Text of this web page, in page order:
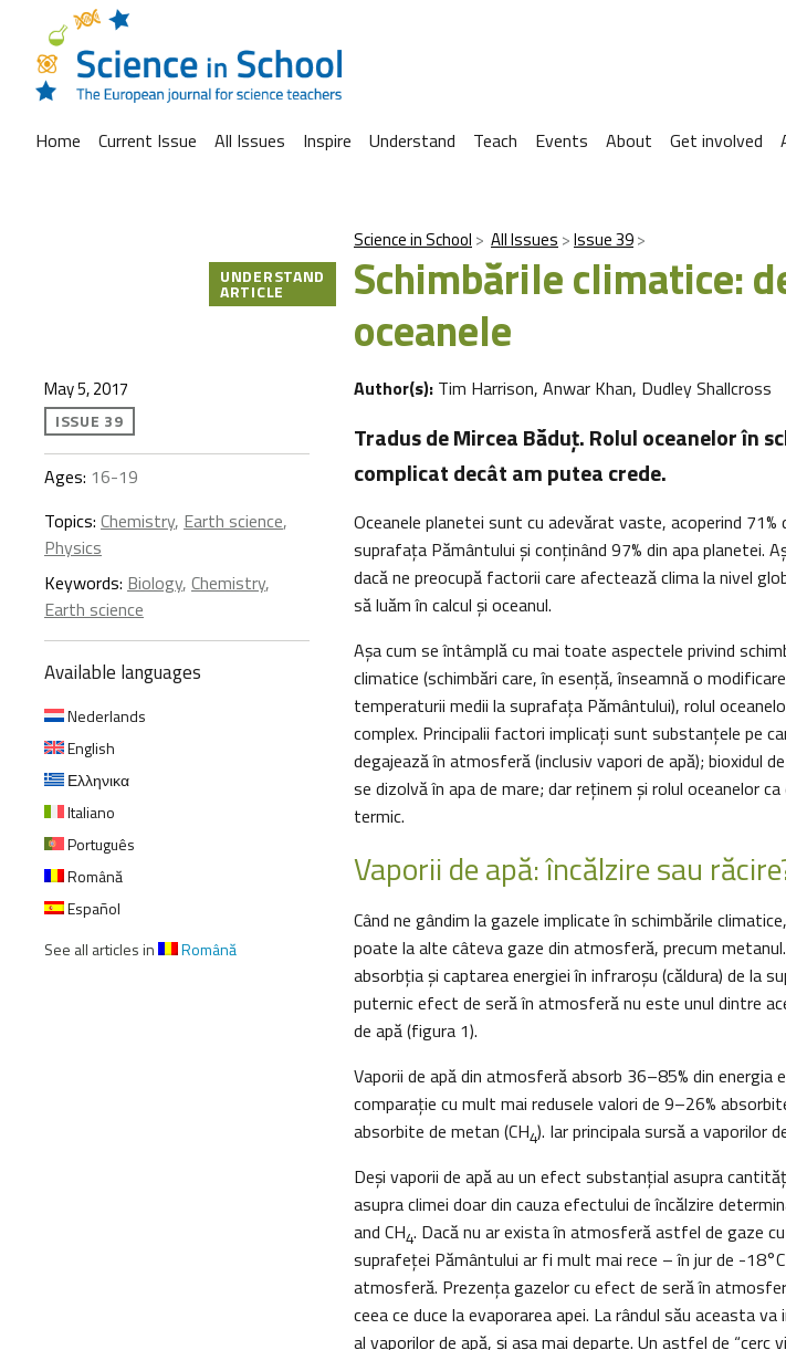
Home Current Issue All Issues Inspire Understand Teach Events About Get involved
Science in School All Issues Issue 39
Schimbările climatice:
oceanele
UNDERSTAND
ARTICLE
May 5, 2017
ISSUE 39
Ages: 16-19
Topics: Chemistry, Earth science,
Physics
Keywords: Biology, Chemistry,
Earth science
Available languages
Nederlands
English
Ελληνικα
Italiano
Português
Română
Español
See all articles in
Română
Author(s): Tim Harrison, Anwar Khan, Dudley Shallcross
Tradus de Mircea Băduţ. Rolul oceanelor în
complicat decât am putea crede.
Oceanele planetei sunt cu adevărat vaste, acoperind 71%
suprafața Pământului și conținând 97% din apa planetei.
dacă ne preocupă factorii care afectează clima la nivel
să luăm în calcul şi oceanul.
Aşa cum se întâmplă cu mai toate aspectele privind
climatice (schimbări care, în esenţă, înseamnă o
temperaturii medii la suprafața Pământului), rolul
complex. Principalii factori implicați sunt substanţele pe
degajează în atmosferă (inclusiv vapori de apă); bioxidul
se dizolvă în apa de mare; dar reţinem și rolul oceanelor
termic.
Vaporii de apă: încălzire sau
Când ne gândim la gazele implicate în schimbările
poate la alte câteva gaze din atmosferă, precum
absorbția și captarea energiei în infraroșu (căldura) de la
puternic efect de seră în atmosferă nu este unul dintre
de apă (figura 1).
Vaporii de apă din atmosferă absorb 36–85% din energia
comparaţie cu mult mai redusele valori de 9–26%
absorbite de metan (CH4). Iar principala sursă a vaporilor
Deși vaporii de apă au un efect substanţial asupra
asupra climei doar din cauza efectului de încălzire
and CH4. Dacă nu ar exista în atmosferă astfel de gaze
suprafeței Pământului ar fi mult mai rece – în jur de -
atmosferă. Prezența gazelor cu efect de seră în
ceea ce duce la evaporarea apei. La rândul său aceasta
al vaporilor de apă, și așa mai departe. Un astfel de